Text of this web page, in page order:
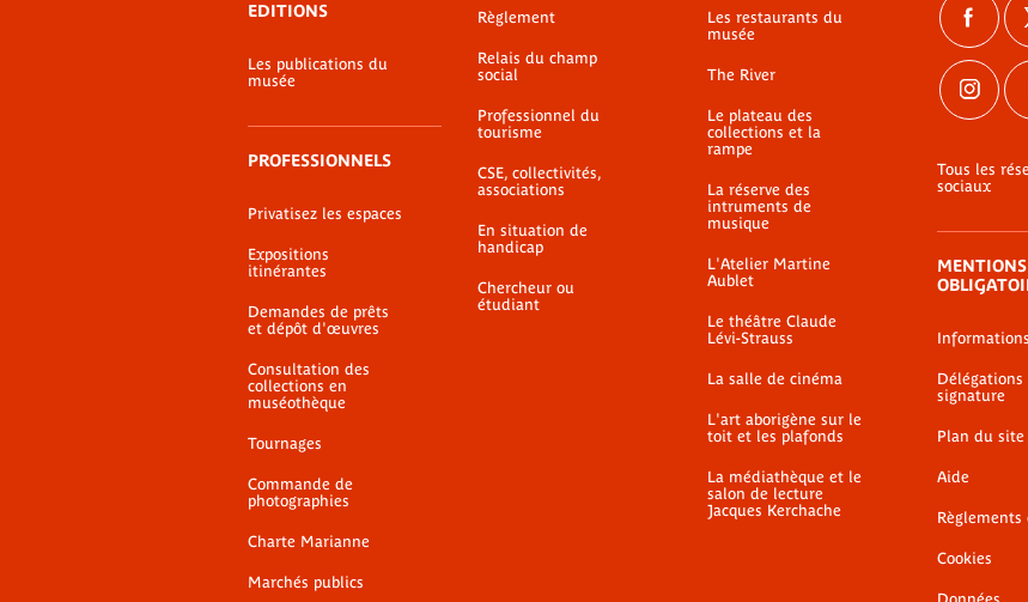
EDITIONS
Les publications du
musée
PROFESSIONNELS
Privatisez les espaces
Expositions
itinérantes
Demandes de prêts
et dépôt d'œuvres
Consultation des
collections en
muséothèque
Tournages
Commande de
photographies
Charte Marianne
Marchés publics
Règlement
Relais du champ
social
Professionnel du
tourisme
CSE, collectivités,
associations
En situation de
handicap
Chercheur ou
étudiant
Les restaurants du
musée
The River
Le plateau des
collections et la
rampe
La réserve des
intruments de
musique
L'Atelier Martine
Aublet
Le théâtre Claude
Lévi-Strauss
La salle de cinéma
L'art aborigène sur le
toit et les plafonds
La médiathèque et le
salon de lecture
Jacques Kerchache
Tous les
sociaux
MENTIONS
Délégations
signature
Plan du site
Aide
Cookies